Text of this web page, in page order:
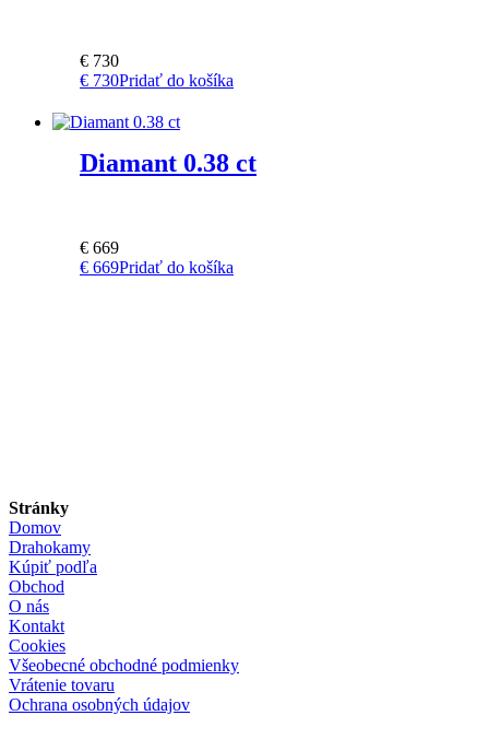
€ 730
€ 730Pridať do košíka
Diamant 0.38 ct
€ 669
€ 669Pridať do košíka
Stránky
Domov
Drahokamy
Kúpiť podľa
Obchod
O nás
Kontakt
Cookies
Všeobecné obchodné podmienky
Vrátenie tovaru
Ochrana osobných údajov